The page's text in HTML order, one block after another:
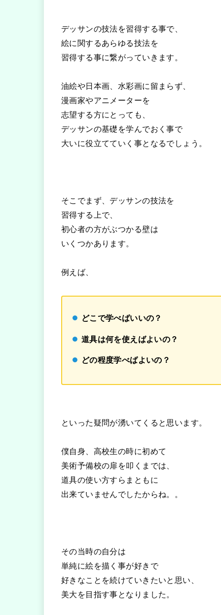
デッサンの技法を習得する事で、
絵に関するあらゆる技法を
習得する事に繋がっていきます。
油絵や日本画、水彩画に留まらず、
漫画家やアニメーターを
志望する方にとっても、
デッサンの基礎を学んでおく事で
大いに役立てていく事となるでしょう。
そこでまず、デッサンの技法を
習得する上で、
初心者の方がぶつかる壁は
いくつかあります。
例えば、
どこで学べばいいの？
道具は何を使えばよいの？
どの程度学べばよいの？
といった疑問が湧いてくると思います。
僕自身、高校生の時に初めて
美術予備校の扉を叩くまでは、
道具の使い方すらまともに
出来ていませんでしたからね。。
その当時の自分は
単純に絵を描く事が好きで
好きなことを続けていきたいと思い、
美大を目指す事となりました。